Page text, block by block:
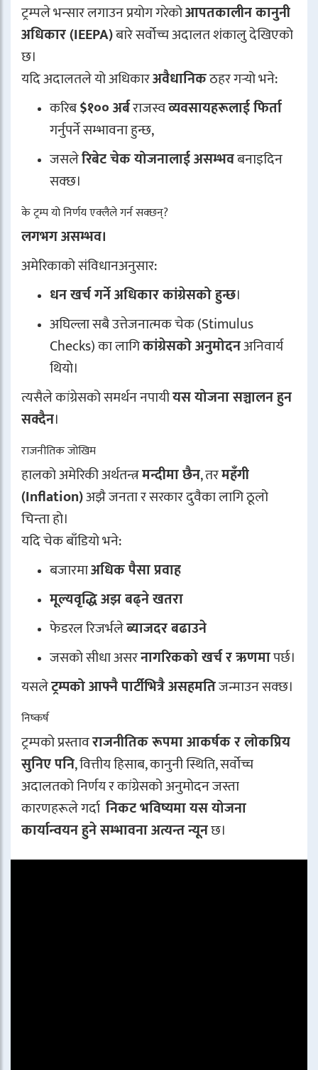
ट्रम्पले भन्सार लगाउन प्रयोग गरेकोआपतकालीन कानुनी
अधिकार (IEEPA)बारे सर्वोच्च अदालत शंकालु देखिएको
छ।
यदि अदालतले यो अधिकारअवैधानिकठहर गर्‍यो भने:
करिब$१०० अर्बराजस्वव्यवसायहरूलाई फिर्ता
गर्नुपर्ने सम्भावना हुन्छ,
जसलेरिबेट चेक योजनालाई असम्भवबनाइदिन
सक्छ।
के ट्रम्प यो निर्णय एक्लैले गर्न सक्छन्?
लगभग असम्भव।
अमेरिकाको संविधानअनुसार:
धन खर्च गर्ने अधिकार कांग्रेसको हुन्छ।
अघिल्ला सबै उत्तेजनात्मक चेक (Stimulus
Checks) का लागिकांग्रेसको अनुमोदनअनिवार्य
थियो।
त्यसैले कांग्रेसको समर्थन नपायीयस योजना सञ्चालन हुन
सक्दैन।
राजनीतिक जोखिम
हालको अमेरिकी अर्थतन्त्रमन्दीमा छैन, तरमहँगी
(Inflation)अझै जनता र सरकार दुवैका लागि ठूलो
चिन्ता हो।
यदि चेक बाँडियो भने:
बजारमाअधिक पैसा प्रवाह
मूल्यवृद्धि अझ बढ्ने खतरा
फेडरल रिजर्भलेब्याजदर बढाउने
जसको सीधा असरनागरिकको खर्च र ऋणमापर्छ।
यसलेट्रम्पको आफ्नै पार्टीभित्रै असहमतिजन्माउन सक्छ।
निष्कर्ष
ट्रम्पको प्रस्तावराजनीतिक रूपमा आकर्षक र लोकप्रिय
सुनिए पनि, वित्तीय हिसाब, कानुनी स्थिति, सर्वोच्च
अदालतको निर्णय र कांग्रेसको अनुमोदन जस्ता
कारणहरूले गर्दा निकट भविष्यमा यस योजना
कार्यान्वयन हुने सम्भावना अत्यन्त न्यूनछ।